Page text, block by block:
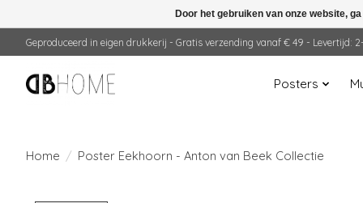
Geproduceerd in eigen drukkerij - Gratis verzending vanaf € 49 - Levertijd:
Posters
Home / Poster Eekhoorn - Anton van Beek Collectie
Door het gebruiken van onze website,